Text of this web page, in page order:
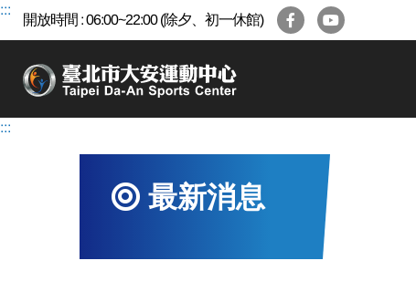
跳
區
:::
開放時間 : 06:00~22:00 (除夕、初一休館)
:::
最新消息